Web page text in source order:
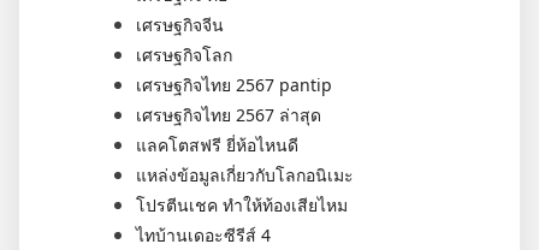
เศรษฐกิจจีน
เศรษฐกิจโลก
เศรษฐกิจไทย 2567 pantip
เศรษฐกิจไทย 2567 ล่าสุด
แลคโตสฟรี ยี่ห้อไหนดี
แหล่งข้อมูลเกี่ยวกับโลกอนิเมะ
โปรตีนเชค ทำให้ท้องเสียไหม
ไทบ้านเดอะซีรีส์ 4